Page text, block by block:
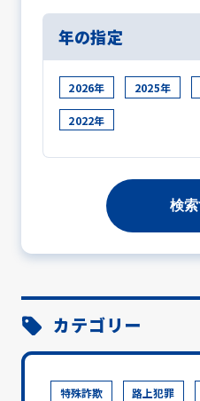
年の指定
2026年 2025年
2022年
カテゴリー
特殊詐欺 路上犯罪